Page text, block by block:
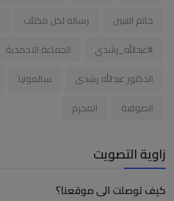
خاتم النبيين
رساله لكل مكتئب
#عبدالله_رشدي
الجماعة الاحمدية
الدكتور عبدالله رشدى
سالمونيا
الصوفية
المجرم
زاوية التصويت
كيف توصلت الى موقعنا؟